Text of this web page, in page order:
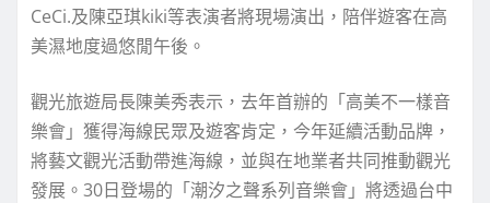
CeCi.及陳亞琪kiki等表演者將現場演出，陪伴遊客在高
美濕地度過悠閒午後。
觀光旅遊局長陳美秀表示，去年首辦的「高美不一樣音
樂會」獲得海線民眾及遊客肯定，今年延續活動品牌，
將藝文觀光活動帶進海線，並與在地業者共同推動觀光
發展。30日登場的「潮汐之聲系列音樂會」將透過台中